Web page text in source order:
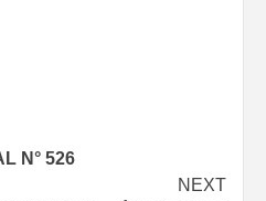
N° 526
NEXT